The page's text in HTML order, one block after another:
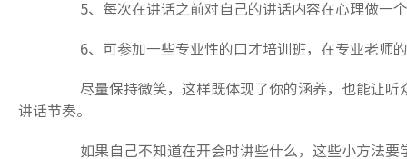
5、每次在讲话之前对自己的讲话内容在心理做一个
6、可参加一些专业性的口才培训班，在专业老师
尽量保持微笑，这样既体现了你的涵养，也能让听
讲话节奏。
如果自己不知道在开会时讲些什么，这些小方法要